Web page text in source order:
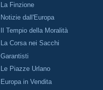
La Finzione
Notizie dall'Europa
Il Tempio della Moralità
La Corsa nei Sacchi
Garantisti
Le Piazze Urlano
Europa in Vendita